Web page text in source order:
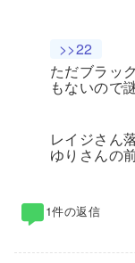
>>22
ただブラッ
もないので
レイジさん
ゆりさんの
1件の返信